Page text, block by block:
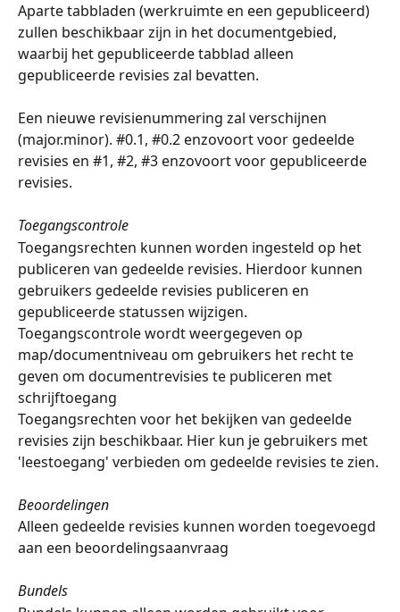
Aparte tabbladen (werkruimte en een gepubliceerd)
zullen beschikbaar zijn in het documentgebied,
waarbij het gepubliceerde tabblad alleen
gepubliceerde revisies zal bevatten.
Een nieuwe revisienummering zal verschijnen
(major.minor). #0.1, #0.2 enzovoort voor gedeelde
revisies en #1, #2, #3 enzovoort voor gepubliceerde
revisies.
Toegangscontrole
Toegangsrechten kunnen worden ingesteld op het
publiceren van gedeelde revisies. Hierdoor kunnen
gebruikers gedeelde revisies publiceren en
gepubliceerde statussen wijzigen.
Toegangscontrole wordt weergegeven op
map/documentniveau om gebruikers het recht te
geven om documentrevisies te publiceren met
schrijftoegang
Toegangsrechten voor het bekijken van gedeelde
revisies zijn beschikbaar. Hier kun je gebruikers met
'leestoegang' verbieden om gedeelde revisies te zien.
Beoordelingen
Alleen gedeelde revisies kunnen worden toegevoegd
aan een beoordelingsaanvraag
Bundels